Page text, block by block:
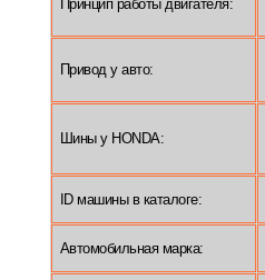
Принцип работы двигателя:
Привод у авто:
Шины у HONDA:
ID машины в каталоге:
Автомобильная марка: